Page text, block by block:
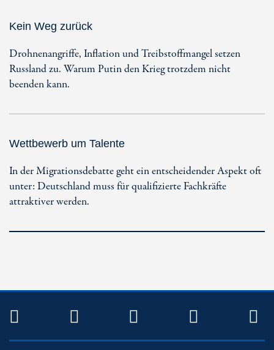
Kein Weg zurück
Drohnenangriffe, Inflation und Treibstoffmangel setzen
Russland zu. Warum Putin den Krieg trotzdem nicht
beenden kann.
Wettbewerb um Talente
In der Migrationsdebatte geht ein entscheidender Aspekt oft
unter: Deutschland muss für qualifizierte Fachkräfte
attraktiver werden.
TWITTERFACEBOOKINSTAGRAM